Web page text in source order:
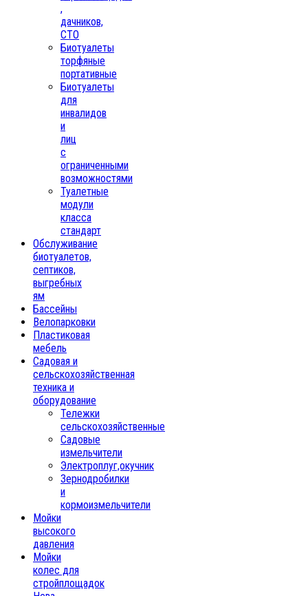
,
дачников,
СТО
Биотуалеты
торфяные
портативные
Биотуалеты
для
инвалидов
и
лиц
с
ограниченными
возможностями
Туалетные
модули
класса
стандарт
Обслуживание
биотуалетов,
септиков,
выгребных
ям
Бассейны
Велопарковки
Пластиковая
мебель
Садовая и
сельскохозяйственная
техника и
оборудование
Тележки
сельскохозяйственные
Садовые
измельчители
Электроплуг,окучник
Зернодробилки
и
кормоизмельчители
Мойки
высокого
давления
Мойки
колес для
стройплощадок